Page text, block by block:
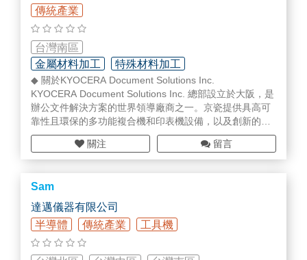
未來將秉持尖端科技產品技術供應者的願景，以『熱
忱』、『專業』之服務精神提供光學量測設備儀器與精密
光學元件相關服務代理。
官網網址：https://www.oceanhoodtw.com/
傳統產業
台灣南區
金屬材料加工
特殊材料加工
刀具/切削具/夾治具
◆ 關於KYOCERA Document Solutions Inc.
KYOCERA Document Solutions Inc. 總部設立於大阪，是
辦公文件解決方案的世界領導廠商之一。京瓷提供具高可
靠性且環保的多功能複合機和印表機設備，以及創新的文
件解決方案與諮詢服務，為企業客戶帶來更高的效率，使
工作流程運行更加順暢。憑藉專業經驗與富有同理心的企
業夥伴文化，京瓷的目標是幫助企業組織將資訊轉化為知
識，迎向變革。
KYOCERA Document Solutions Inc. 是整個京瓷集團的核
心企業，而京瓷集團也是世界知名的開發商和製造商，生
產許多先進的陶瓷及相關產品，當中包括電信設備、汽車
零組件、智慧能源系統、半導體、電子元件、印表機與複
關注 留言
Sam
達邁儀器有限公司
半導體
傳統產業 工具機